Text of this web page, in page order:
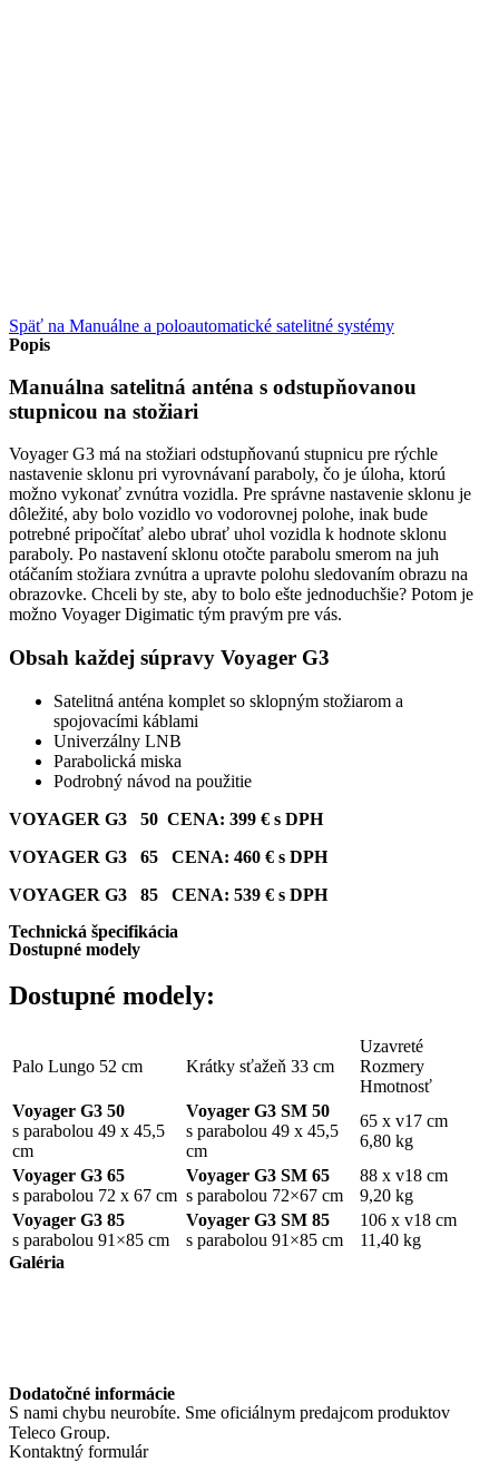
Späť na Manuálne a poloautomatické satelitné systémy
Popis
Manuálna satelitná anténa s odstupňovanou
stupnicou na stožiari
Voyager G3 má na stožiari odstupňovanú stupnicu pre rýchle
nastavenie sklonu pri vyrovnávaní paraboly, čo je úloha, ktorú
možno vykonať zvnútra vozidla. Pre správne nastavenie sklonu je
dôležité, aby bolo vozidlo vo vodorovnej polohe, inak bude
potrebné pripočítať alebo ubrať uhol vozidla k hodnote sklonu
paraboly. Po nastavení sklonu otočte parabolu smerom na juh
otáčaním stožiara zvnútra a upravte polohu sledovaním obrazu na
obrazovke. Chceli by ste, aby to bolo ešte jednoduchšie? Potom je
možno Voyager Digimatic tým pravým pre vás.
Obsah každej súpravy Voyager G3
Satelitná anténa komplet so sklopným stožiarom a
spojovacími káblami
Univerzálny LNB
Parabolická miska
Podrobný návod na použitie
VOYAGER G3 50 CENA: 399 € s DPH
VOYAGER G3 65 CENA: 460 € s DPH
VOYAGER G3 85 CENA: 539 € s DPH
Technická špecifikácia
Dostupné modely
Dostupné modely:
Palo Lungo 52 cm Krátky sťažeň 33 cm
Uzavreté
Rozmery
Hmotnosť
Voyager G3 50
s parabolou 49 x 45,5
cm
Voyager G3 SM 50
s parabolou 49 x 45,5
cm
65 x v17 cm
6,80 kg
Voyager G3 65
s parabolou 72 x 67 cm
Voyager G3 SM 65
s parabolou 72×67 cm
88 x v18 cm
9,20 kg
Voyager G3 85
s parabolou 91×85 cm
Voyager G3 SM 85
s parabolou 91×85 cm
106 x v18 cm
11,40 kg
Galéria
Dodatočné informácie
S nami chybu neurobíte. Sme oficiálnym predajcom produktov
Teleco Group.
Kontaktný formulár